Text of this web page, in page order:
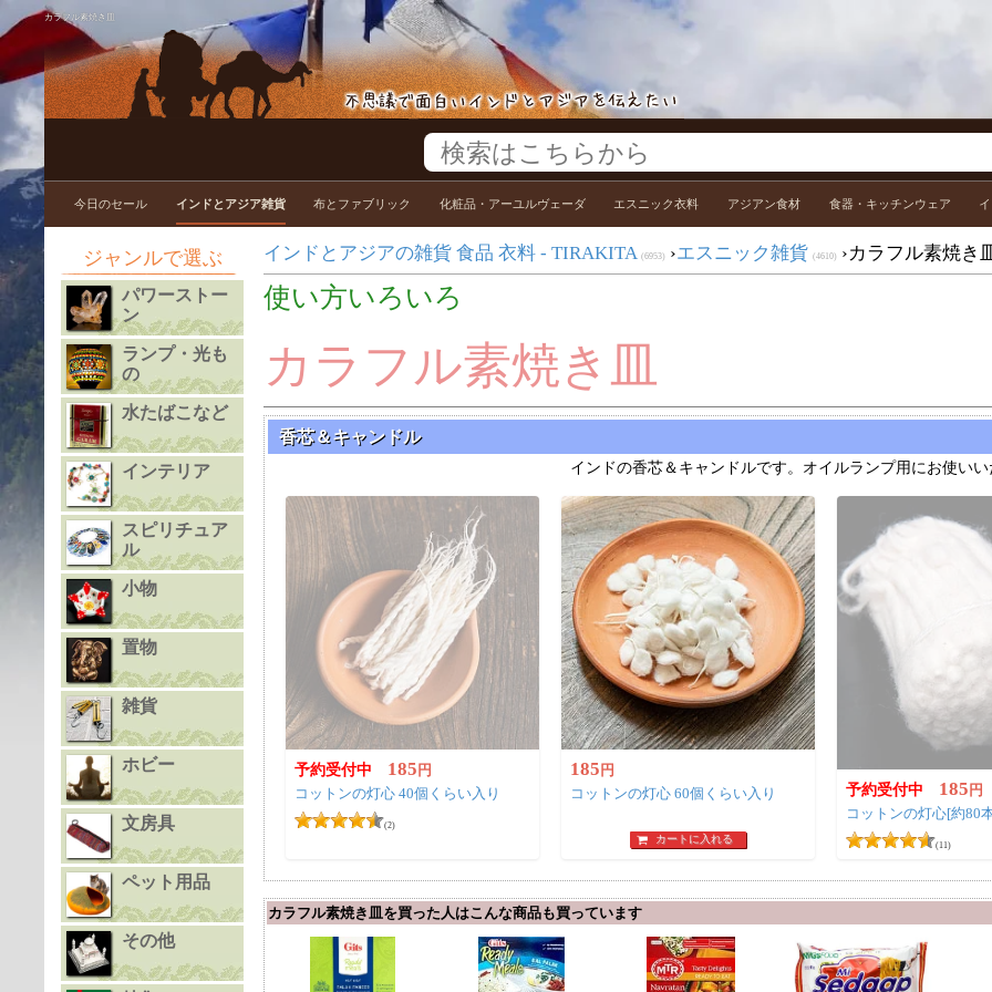
カラフル素焼き皿
今日のセール インドとアジア雑貨 布とファブリック 化粧品・アーユルヴェーダ エスニック衣料 アジアン食材 食器・キッチンウェア
ジャンルで選ぶ
パワーストー
ン
ランプ・光も
の
水たばこなど
インテリア
スピリチュア
ル
小物
置物
雑貨
ホビー
文房具
ペット用品
その他
インドとアジアの雑貨 食品 衣料 - TIRAKITA (6953)›エスニック雑貨 (4610)›カラフル素焼き
使い方いろいろ
カラフル素焼き皿
香芯＆キャンドル
インドの香芯＆キャンドルです。オイルランプ用にお使い
予約受付中 185 円
コットンの灯心 40個くらい入り
(2)
185 円
コットンの灯心 60個くらい入り
カートに入れる
予約受付中 185円
コットンの灯心[約80
(11)
カラフル素焼き皿を買った人はこんな商品も買っています